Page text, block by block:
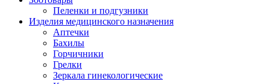
Пеленки и подгузники
Изделия медицинского назначения
Аптечки
Бахилы
Горчичники
Грелки
Зеркала гинекологические